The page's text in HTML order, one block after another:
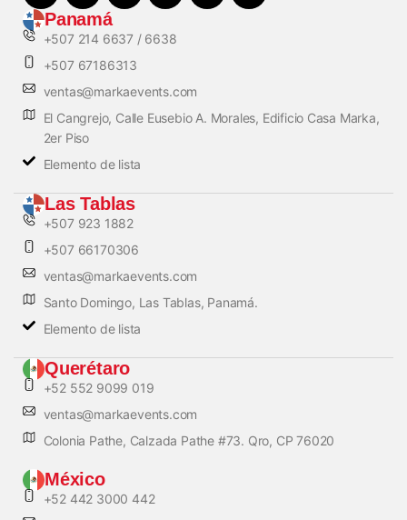
Panamá
+507 214 6637 / 6638
+507 67186313
ventas@markaevents.com
El Cangrejo, Calle Eusebio A. Morales, Edificio Casa Marka,
2er Piso
Elemento de lista
Las Tablas
+507 923 1882
+507 66170306
ventas@markaevents.com
Santo Domingo, Las Tablas, Panamá.
Elemento de lista
Querétaro
+52 552 9099 019
ventas@markaevents.com
Colonia Pathe, Calzada Pathe #73. Qro, CP 76020
México
+52 442 3000 442